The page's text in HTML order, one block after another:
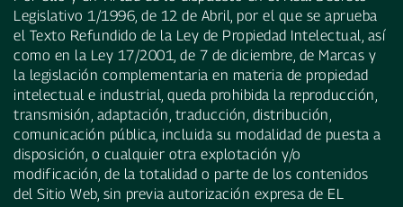
Legislativo 1/1996, de 12 de Abril, por el que se aprueba
el Texto Refundido de la Ley de Propiedad Intelectual, así
como en la Ley 17/2001, de 7 de diciembre, de Marcas y
la legislación complementaria en materia de propiedad
intelectual e industrial, queda prohibida la reproducción,
transmisión, adaptación, traducción, distribución,
comunicación pública, incluida su modalidad de puesta a
disposición, o cualquier otra explotación y/o
modificación, de la totalidad o parte de los contenidos
del Sitio Web, sin previa autorización expresa de EL